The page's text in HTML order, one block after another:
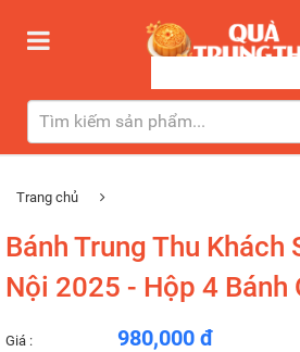
Trang chủ
Bánh Trung Thu Khách
Nội 2025 - Hộp 4 Bánh
Giá : 980,000 đ